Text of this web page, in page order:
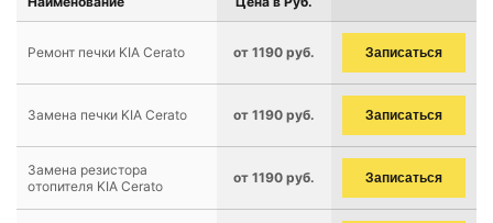
Ремонт печки KIA Cerato от 1190 руб. Записаться
Замена печки KIA Cerato от 1190 руб. Записаться
Замена резистора
отопителя KIA Cerato
от 1190 руб. Записаться